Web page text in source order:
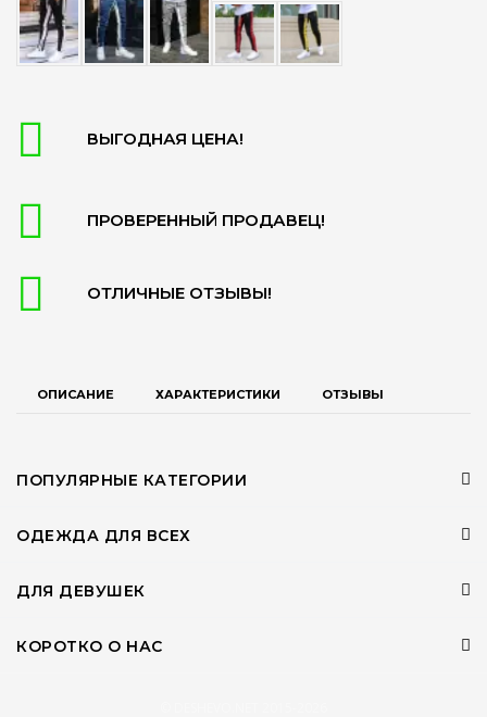
ВЫГОДНАЯ ЦЕНА!
ПРОВЕРЕННЫЙ ПРОДАВЕЦ!
ОТЛИЧНЫЕ ОТЗЫВЫ!
ОПИСАНИЕ ХАРАКТЕРИСТИКИ ОТЗЫВЫ
ПОПУЛЯРНЫЕ КАТЕГОРИИ
ОДЕЖДА ДЛЯ ВСЕХ
ДЛЯ ДЕВУШЕК
КОРОТКО О НАС